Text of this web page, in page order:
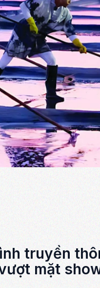
truyền
mặt